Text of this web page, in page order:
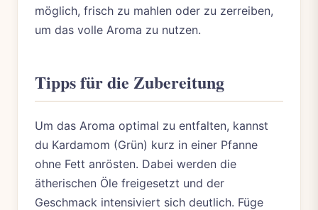
möglich, frisch zu mahlen oder zu zerreiben,
um das volle Aroma zu nutzen.
Tipps für die Zubereitung
Um das Aroma optimal zu entfalten, kannst
du Kardamom (Grün) kurz in einer Pfanne
ohne Fett anrösten. Dabei werden die
ätherischen Öle freigesetzt und der
Geschmack intensiviert sich deutlich. Füge